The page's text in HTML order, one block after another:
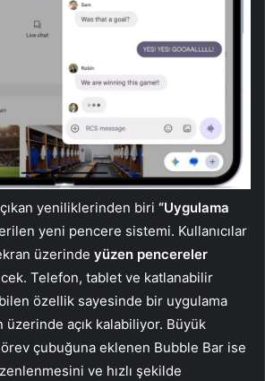
yeniliklerinden biri “Uygulama
yeni pencere sistemi. Kullanıcılar
üzerinde yüzen pencereler
Telefon, tablet ve katlanabilir
özellik sayesinde bir uygulama
üzerinde açık kalabiliyor. Büyük
çubuğuna eklenen Bubble Bar ise
ve hızlı şekilde